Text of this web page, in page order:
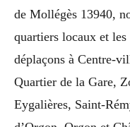
de Mollégès 13940,
quartiers locaux et
déplaçons à Centre-
Quartier de la Gare,
Eygalières, Saint-